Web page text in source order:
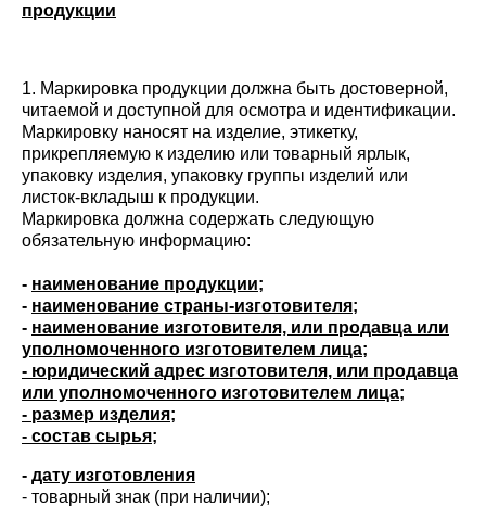
продукции
1. Маркировка продукции должна быть достоверной,
читаемой и доступной для осмотра и идентификации.
Маркировку наносят на изделие, этикетку,
прикрепляемую к изделию или товарный ярлык,
упаковку изделия, упаковку группы изделий или
листок-вкладыш к продукции.
Маркировка должна содержать следующую
обязательную информацию:
- наименование продукции;
- наименование страны-изготовителя;
- наименование изготовителя, или продавца или
уполномоченного изготовителем лица;
- юридический адрес изготовителя, или продавца
или уполномоченного изготовителем лица;
- размер изделия;
- состав сырья;
- дату изготовления
- товарный знак (при наличии);